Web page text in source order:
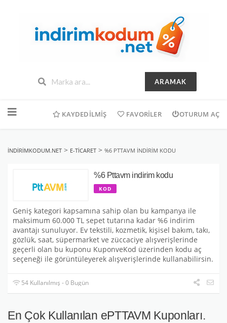
ARAMAK
geç
KAYDEDILMIŞ FAVORILER OTURUM AÇ
INDIRIMKODUM.NET > E-TICARET > %6 PTTAVM INDIRIM KODU
%6 Pttavm indirim kodu
KOD
Geniş kategori kapsamına sahip olan bu kampanya ile
maksimum 60.000 TL sepet tutarına kadar %6 indirim
avantajı sunuluyor. Ev tekstili, kozmetik, kişisel bakım, takı,
gözlük, saat, süpermarket ve züccaciye alışverişlerinde
geçerli olan bu kuponu KuponveKod üzerinden kodu aç
seçeneği ile görüntüleyerek alışverişlerinde kullanabilirsin.
54 Kullanılmış - 0 Bugün
En Çok Kullanılan ePTTAVM Kuponları.